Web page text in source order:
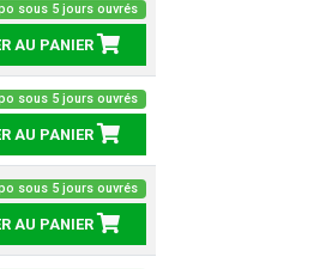
sous 5 jours ouvrés
AU PANIER
sous 5 jours ouvrés
AU PANIER
sous 5 jours ouvrés
AU PANIER